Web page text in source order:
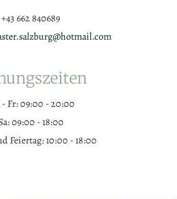
+43 662 840689
Fr: 09:00 - 20:00
09:00 - 18:00
Feiertag: 10:00 - 18:00